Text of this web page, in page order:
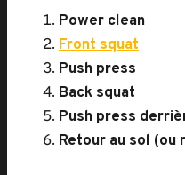
Power clean
Front squat
Push press
Back squat
Push press
Retour au sol